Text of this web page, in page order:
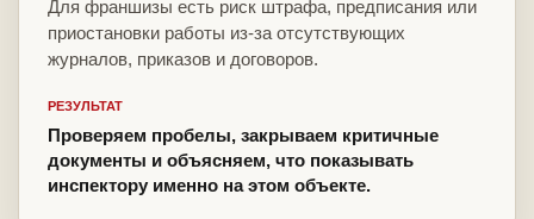
Для франшизы есть риск штрафа, предписания или
приостановки работы из-за отсутствующих
журналов, приказов и договоров.
РЕЗУЛЬТАТ
Проверяем пробелы, закрываем критичные
документы и объясняем, что показывать
инспектору именно на этом объекте.